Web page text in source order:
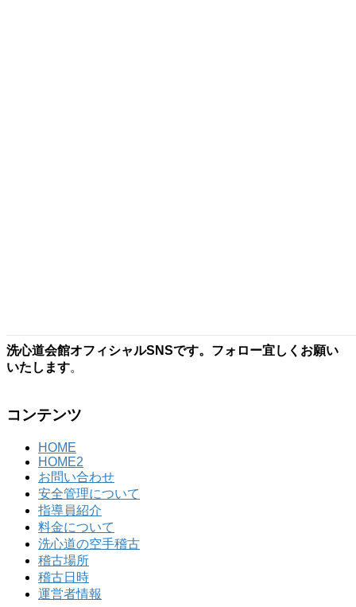
洗心道会館オフィシャルSNSです。フォロー宜しくお願い
いたします。
コンテンツ
HOME
HOME2
お問い合わせ
安全管理について
指導員紹介
料金について
洗心道の空手稽古
稽古場所
稽古日時
運営者情報